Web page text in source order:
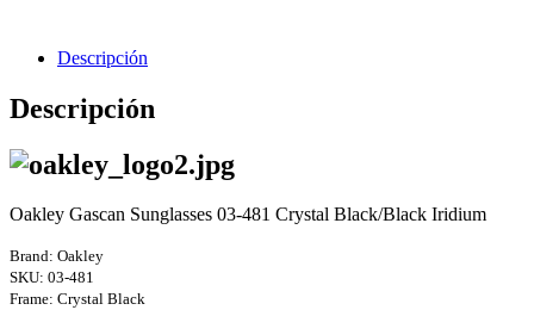
Descripción
Descripción
Oakley Gascan Sunglasses 03-481 Crystal Black/Black Iridium
Brand: Oakley
SKU: 03-481
Frame: Crystal Black